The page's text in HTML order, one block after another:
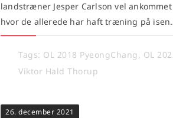
landstræner Jesper Carlson vel
hvor de allerede har haft træning på
Tags: OL 2018 PyeongChang , OL
Viktor Hald Thorup
26. december 2021